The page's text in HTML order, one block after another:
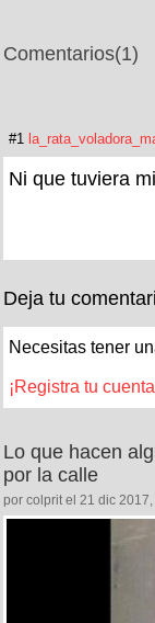
Comentarios(1)
#1
Ni que tuviera
Deja tu
Necesitas tener
¡Registra tu
Lo que hacen
por la calle
por colprit el 21 dic 2017,